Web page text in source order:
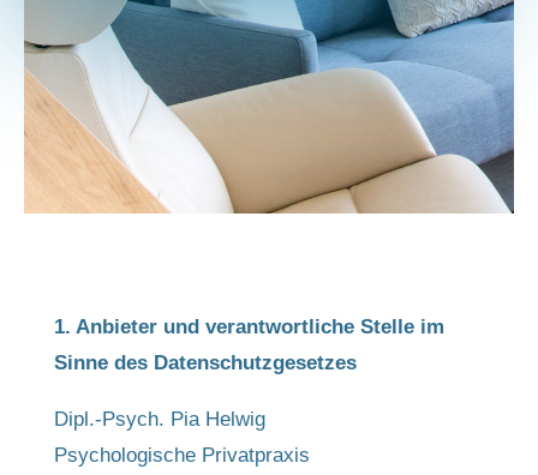
1. Anbieter und verantwortliche Stelle im
Sinne des Datenschutzgesetzes
Dipl.-Psych. Pia Helwig
Psychologische Privatpraxis